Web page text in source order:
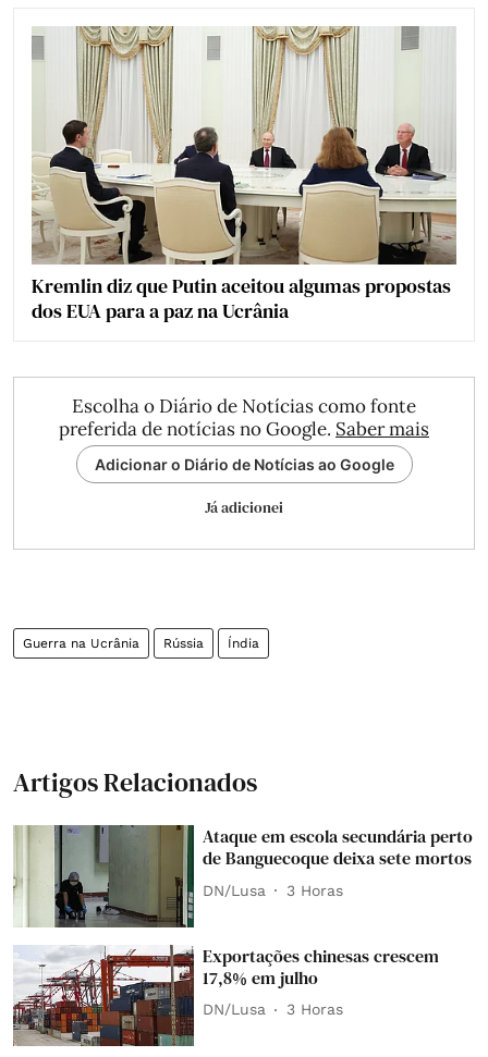
Kremlin diz que Putin aceitou algumas propostas
dos EUA para a paz na Ucrânia
Escolha o Diário de Notícias como fonte
preferida de notícias no Google. Saber mais
Adicionar o Diário de Notícias ao Google
Já adicionei
Guerra na Ucrânia Rússia Índia
Artigos Relacionados
Ataque em escola secundária perto
de Banguecoque deixa sete mortos
DN/Lusa 3 Horas
Exportações chinesas crescem
17,8% em julho
DN/Lusa 3 Horas